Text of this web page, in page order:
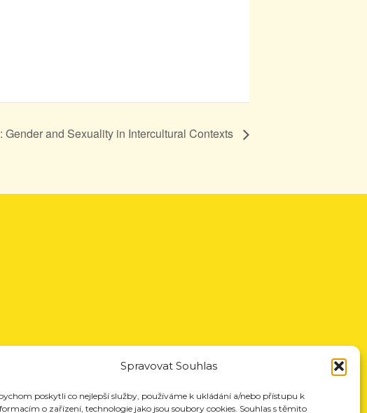
Spravovat Souhlas
poskytli co nejlepší služby, používáme k ukládání a/nebo přístupu k
o zařízení, technologie jako jsou soubory cookies. Souhlas s těmito
Gender and Sexuality in Intercultural Contexts